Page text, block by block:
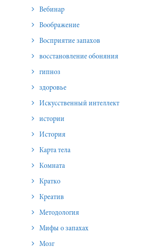
Вебинар
Воображение
Восприятие запахов
восстановление обоняния
гипноз
здоровье
Искусственный интеллект
истории
История
Карта тела
Комната
Кратко
Креатив
Методология
Мифы о запахах
Мозг